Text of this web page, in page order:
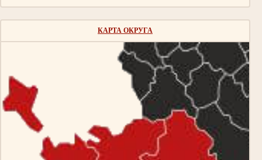
КАРТА ОКРУГА